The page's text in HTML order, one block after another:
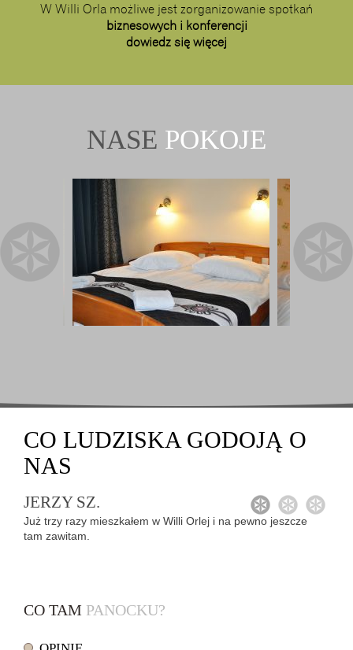
W Willi Orla możliwe jest zorganizowanie spotkań
biznesowych i konferencji
dowiedz się więcej
NASE POKOJE
COLUDZISKA GODOJĄ O
NAS
JERZY SZ.
Już trzy razy mieszkałem w Willi Orlej i na pewno jeszcze
tam zawitam.
1 2 3
CO TAM PANOCKU?